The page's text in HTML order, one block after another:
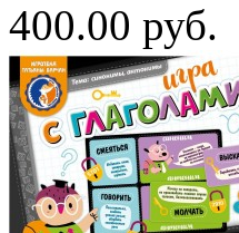
400.00 руб.